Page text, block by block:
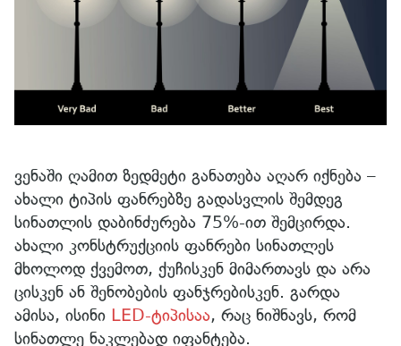
ვენაში ღამით ზედმეტი განათება აღარ იქნება –
ახალი ტიპის ფანრებზე გადასვლის შემდეგ
სინათლის დაბინძურება 75%-ით შემცირდა.
ახალი კონსტრუქციის ფანრები სინათლეს
მხოლოდ ქვემოთ, ქუჩისკენ მიმართავს და არა
ცისკენ ან შენობების ფანჯრებისკენ. გარდა
ამისა, ისინი LED-ტიპისაა, რაც ნიშნავს, რომ
სინათლე ნაკლებად იფანტება.